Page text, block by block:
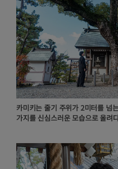
카미키는 줄기 주위가 2미터를 넘
가지를 신심스러운 모습으로 올려